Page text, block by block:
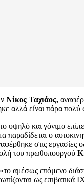
Νίκος Ταχιάος,
αλλά είναι πάρα
και γόνιμο
παραδίδεται ο
στις εργασίες
του πρωθυπουργού
αμέσως επόμενο
ως επιβατικά